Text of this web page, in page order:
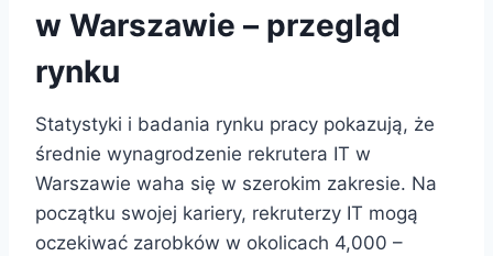
w Warszawie – przegląd
rynku
Statystyki i badania rynku pracy pokazują, że
średnie wynagrodzenie rekrutera IT w
Warszawie waha się w szerokim zakresie. Na
początku swojej kariery, rekruterzy IT mogą
oczekiwać zarobków w okolicach 4,000 –